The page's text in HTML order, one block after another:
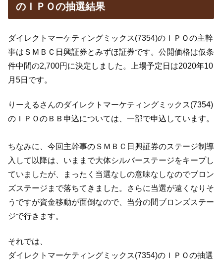
のＩＰＯの抽選結果
ダイレクトマーケティングミックス(7354)のＩＰＯの主幹
事はＳＭＢＣ日興証券とみずほ証券です。公開価格は仮条
件中間の2,700円に決定しました。上場予定日は2020年10
月5日です。
りーえるさんのダイレクトマーケティングミックス(7354)
のＩＰＯのＢＢ申込については、一部で申込しています。
ちなみに、今回主幹事のＳＭＢＣ日興証券のステージ制導
入して以降は、いままで大体シルバーステージをキープし
ていましたが、まったく当選なしの意味なしなのでブロン
ズステージまで落ちてきました。さらに当選が遠くなりそ
うですが資金移動が面倒なので、当分の間ブロンズステー
ジで行きます。
それでは、
ダイレクトマーケティングミックス(7354)のＩＰＯの抽選